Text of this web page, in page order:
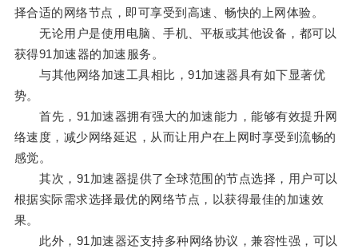
择合适的网络节点，即可享受到高速、畅快的上网体验。
无论用户是使用电脑、手机、平板或其他设备，都可以
获得91加速器的加速服务。
与其他网络加速工具相比，91加速器具有如下显著优
势。
首先，91加速器拥有强大的加速能力，能够有效提升网
络速度，减少网络延迟，从而让用户在上网时享受到流畅的
感觉。
其次，91加速器提供了全球范围的节点选择，用户可以
根据实际需求选择最优的网络节点，以获得最佳的加速效
果。
此外，91加速器还支持多种网络协议，兼容性强，可以